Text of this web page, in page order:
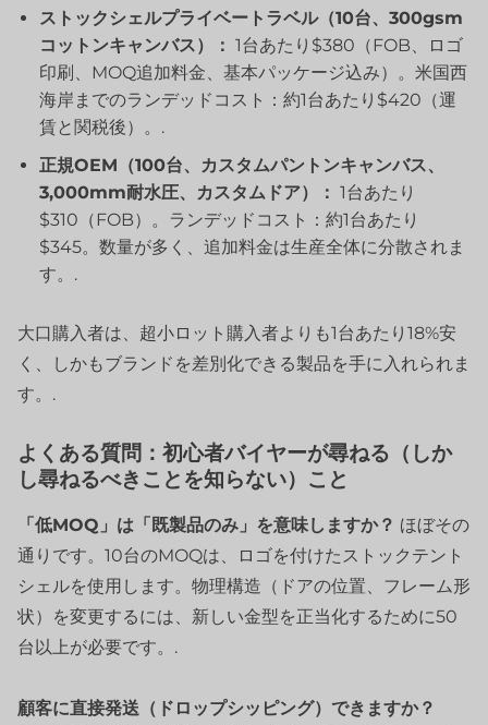
ストックシェルプライベートラベル（10台、300gsm
コットンキャンバス）： 1台あたり$380（FOB、ロゴ
印刷、MOQ追加料金、基本パッケージ込み）。米国西
海岸までのランデッドコスト：約1台あたり$420（運
賃と関税後）。.
正規OEM（100台、カスタムパントンキャンバス、
3,000mm耐水圧、カスタムドア）： 1台あたり
$310（FOB）。ランデッドコスト：約1台あたり
$345。数量が多く、追加料金は生産全体に分散されま
す。.
大口購入者は、超小ロット購入者よりも1台あたり18%安
く、しかもブランドを差別化できる製品を手に入れられま
す。.
よくある質問：初心者バイヤーが尋ねる（しか
し尋ねるべきことを知らない）こと
「低MOQ」は「既製品のみ」を意味しますか？ ほぼその
通りです。10台のMOQは、ロゴを付けたストックテント
シェルを使用します。物理構造（ドアの位置、フレーム形
状）を変更するには、新しい金型を正当化するために50
台以上が必要です。.
顧客に直接発送（ドロップシッピング）できますか？